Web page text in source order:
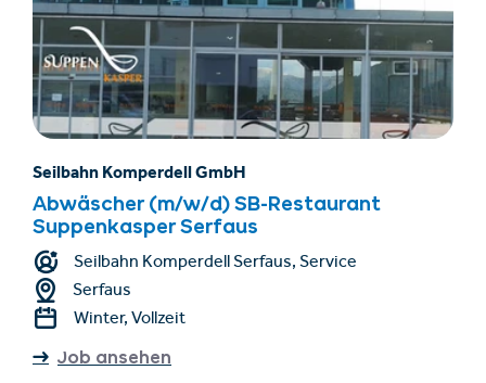
Seilbahn Komperdell GmbH
Abwäscher (m/w/d) SB-Restaurant
Suppenkasper Serfaus
Seilbahn Komperdell Serfaus, Service
Serfaus
Winter, Vollzeit
Job ansehen